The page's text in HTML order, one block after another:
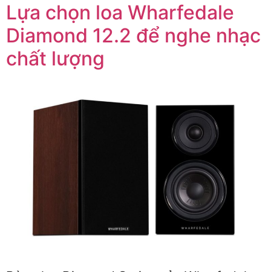
Lựa chọn loa Wharfedale
Diamond 12.2 để nghe nhạc
chất lượng